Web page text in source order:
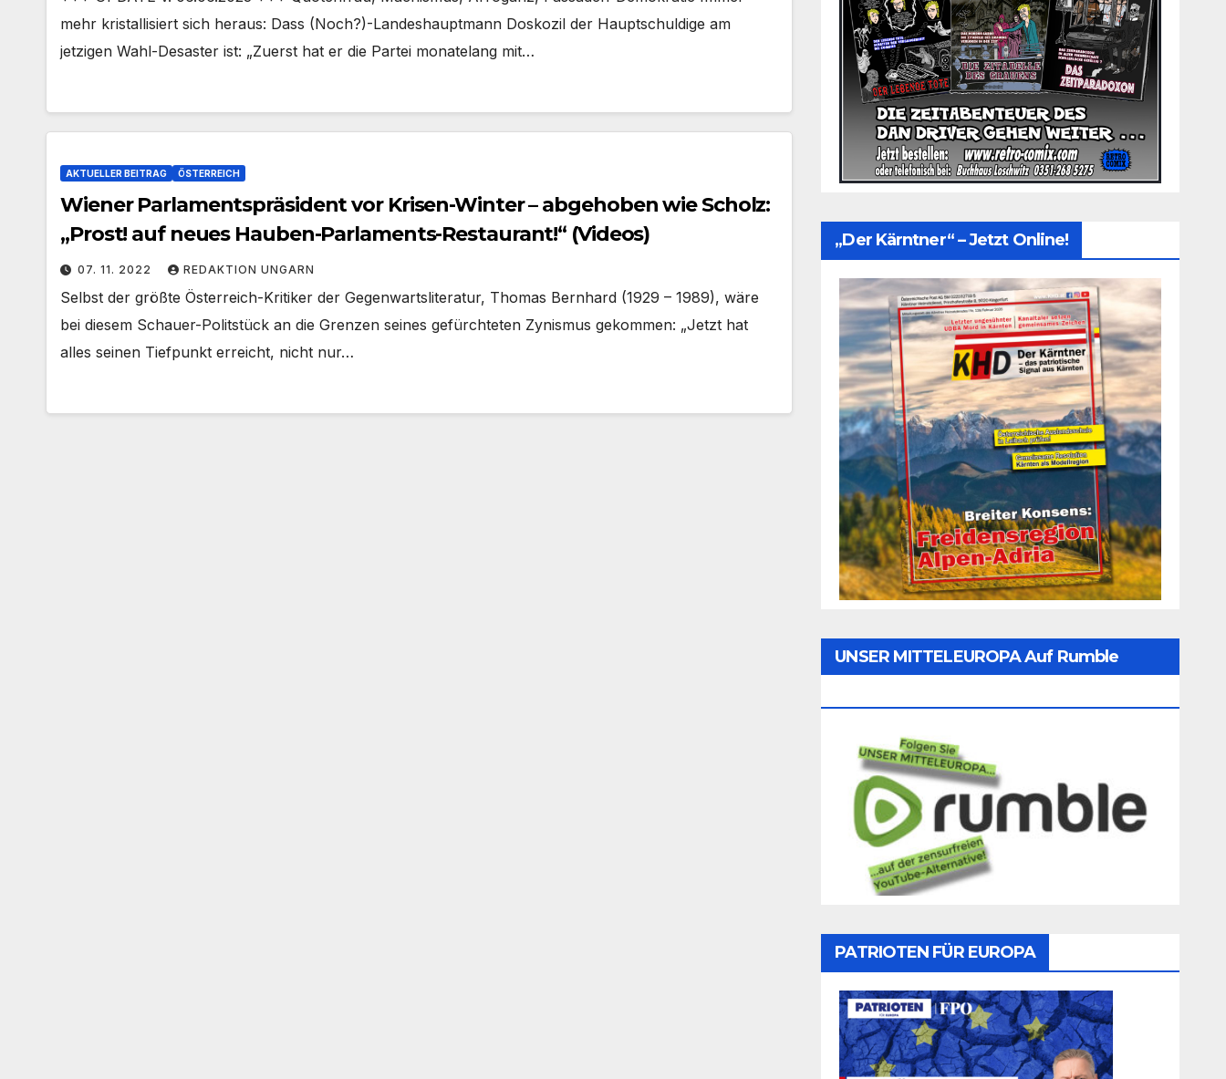
mehr kristallisiert sich heraus: Dass (Noch?)-Landeshauptmann Doskozil der Hauptschuldige am
jetzigen Wahl-Desaster ist: „Zuerst hat er die Partei monatelang mit…
AKTUELLER BEITRAG ÖSTERREICH
Wiener Parlamentspräsident vor Krisen-Winter – abgehoben wie Scholz:
„Prost! auf neues Hauben-Parlaments-Restaurant!“ (Videos)
07. 11. 2022 REDAKTION UNGARN
Selbst der größte Österreich-Kritiker der Gegenwartsliteratur, Thomas Bernhard (1929 – 1989), wäre
bei diesem Schauer-Politstück an die Grenzen seines gefürchteten Zynismus gekommen: „Jetzt hat
alles seinen Tiefpunkt erreicht, nicht nur…
„Der Kärntner“ – Jetzt Online!
UNSER MITTELEUROPA Auf Rumble
PATRIOTEN FÜR EUROPA